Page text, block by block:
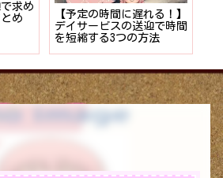
求め
め
【予定の時間に遅れる！】
デイサービスの送迎で時間
を短縮する3つの方法